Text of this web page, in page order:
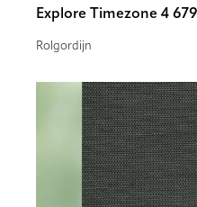
Explore Timezone 4
Rolgordijn